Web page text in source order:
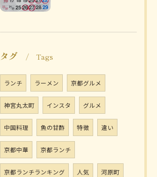
タグ Tags
ランチ ラーメン 京都グルメ
神宮丸太町 インスタ グルメ
中国料理 魚の甘酢 特徴 違い
京都中華 京都ランチ
京都ランチランキング 人気 河原町